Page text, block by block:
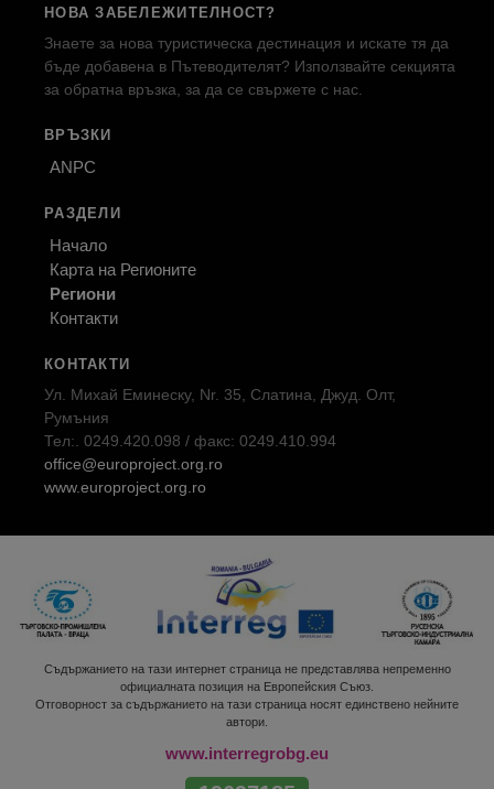
НОВА ЗАБЕЛЕЖИТЕЛНОСТ?
Знаете за нова туристическа дестинация и искате тя да
бъде добавена в Пътеводителят? Използвайте секцията
за обратна връзка, за да се свържете с нас.
ВРЪЗКИ
ANPC
РАЗДЕЛИ
Начало
Карта на Регионите
Региони
Контакти
КОНТАКТИ
Ул. Михай Еминеску, Nr. 35, Слатина, Джуд. Олт,
Румъния
Тел:. 0249.420.098 / факс: 0249.410.994
office@europroject.org.ro
www.europroject.org.ro
Съдържанието на тази интернет страница не представлява непременно
официалната позиция на Европейския Съюз.
Отговорност за съдържанието на тази страница носят единствено нейните
автори.
www.interregrobg.eu